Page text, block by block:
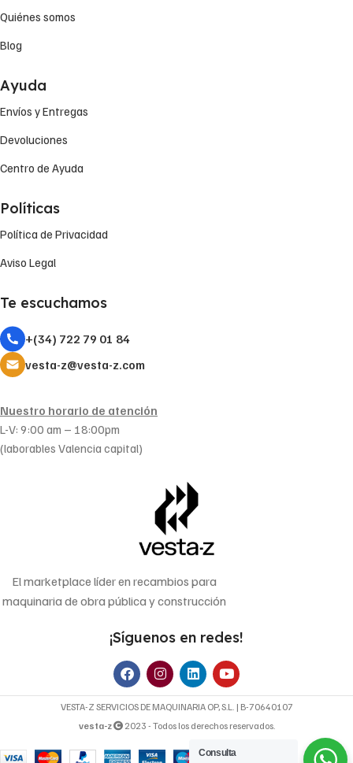
Quiénes somos
Blog
Ayuda
Envíos y Entregas
Devoluciones
Centro de Ayuda
Políticas
Política de Privacidad
Aviso Legal
Te escuchamos
+(34) 722 79 01 84
vesta-z@vesta-z.com
Nuestro horario de atención
L-V: 9:00 am – 18:00pm
(laborables Valencia capital)
El marketplace líder en recambios para
maquinaria de obra pública y construcción
¡Síguenos en redes!
VESTA-Z SERVICIOS DE MAQUINARIA OP, S.L. | B-70640107
vesta-z
2023 - Todos los derechos reservados.
Consulta